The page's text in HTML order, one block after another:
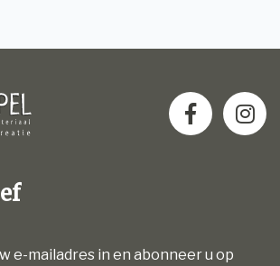
e-mailadres in en abonneer u op